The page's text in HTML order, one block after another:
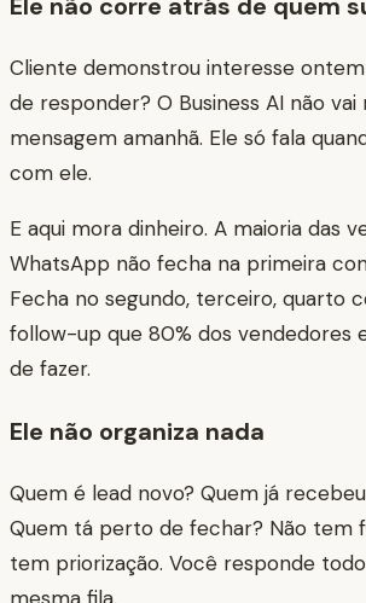
Cliente demonstrou interesse
de responder? O Business AI não vai
mensagem amanhã. Ele só fala
com ele.
E aqui mora dinheiro. A maioria das
WhatsApp não fecha na primeira
Fecha no segundo, terceiro, quarto
follow-up que 80% dos vendedores
de fazer.
Ele não organiza nada
Quem é lead novo? Quem já
Quem tá perto de fechar? Não tem
tem priorização. Você responde
mesma fila.